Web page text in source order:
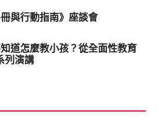
與行動指南》座談會
道怎麼教小孩？從全面性教育
列演講